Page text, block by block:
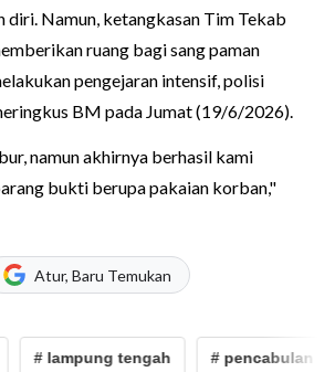
diri. Namun, ketangkasan Tim Tekab
ruang bagi sang paman
pengejaran intensif, polisi
BM pada Jumat (19/6/2026).
namun akhirnya berhasil kami
bukti berupa pakaian korban,"
Atur, Baru Temukan
# lampung tengah # pencabulan